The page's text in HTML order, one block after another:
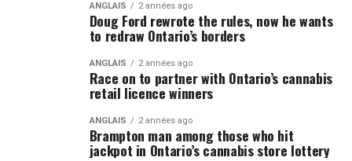
ANGLAIS 2 années ago
Doug Ford rewrote the rules, now he wants
to redraw Ontario’s borders
ANGLAIS 2 années ago
Race on to partner with Ontario’s cannabis
retail licence winners
ANGLAIS 2 années ago
Brampton man among those who hit
jackpot in Ontario’s cannabis store lottery